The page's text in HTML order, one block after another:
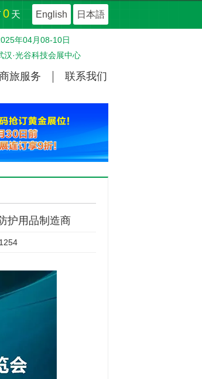
English 日本語
0 天
旅服务 联系我们
年04月08-10日
汉·光谷科技会展中心
护用品制造商